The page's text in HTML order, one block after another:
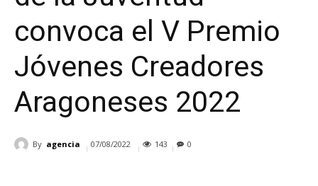
convoca el V Premio
Jóvenes Creadores
Aragoneses 2022
By agencia 07/08/2022 143 0